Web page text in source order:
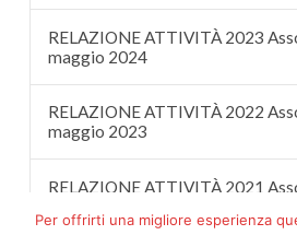
RELAZIONE ATTIVITÀ 2023
maggio 2024
RELAZIONE ATTIVITÀ 2022
maggio 2023
RELAZIONE ATTIVITÀ 2021
Per offrirti una migliore esperienza